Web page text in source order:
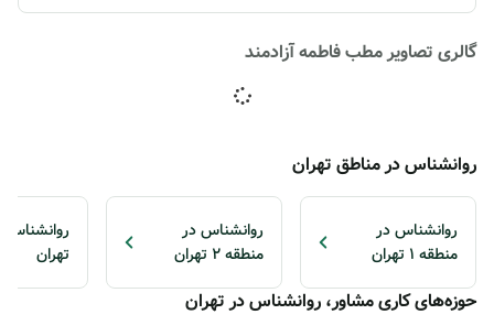
گالری تصاویر مطب فاطمه آزادمند
روانشناس در مناطق تهران
روانشناس در
منطقه 1 تهران
روانشناس در
منطقه 2 تهران
تهران
حوزه‌های کاری مشاور، روانشناس در تهران